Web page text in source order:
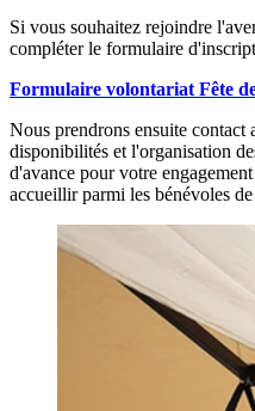
Si vous souhaitez rejoindre
compléter le formulaire
Formulaire volontariat Fête
Nous prendrons ensuite contact
disponibilités et l'organisation
d'avance pour votre
accueillir parmi les bénévoles